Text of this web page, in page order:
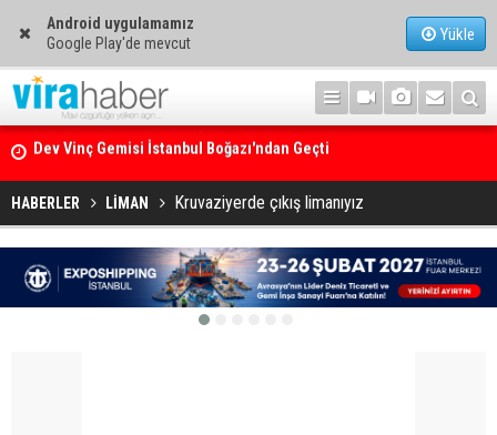
Android uygulamamız
Google Play'de mevcut
Yükle
Ege Denizi’nin En Büyük Mercan Ormanı
HABERLER LİMAN Kruvaziyerde çıkış limanıyız